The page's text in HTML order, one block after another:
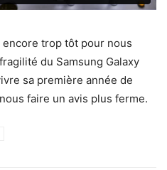
encore trop tôt pour nous
du Samsung Galaxy
sa première année de
faire un avis plus ferme.